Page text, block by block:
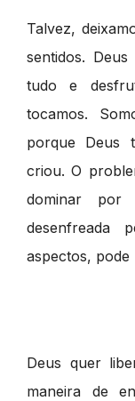
Talvez,
sentidos.
tudo e
tocamos.
porque Deus
criou. O
dominar por
desenfreada
aspectos, pode
Deus quer
maneira de